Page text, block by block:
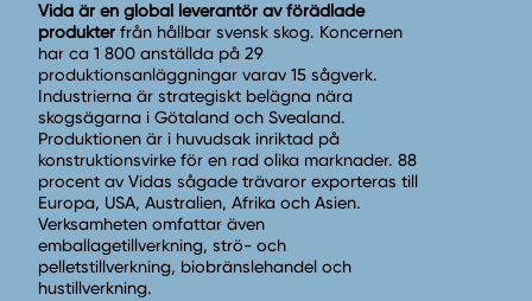
Vida är en global leverantör av förädlade
produkter från hållbar svensk skog. Koncernen
har ca 1 800 anställda på 29
produktionsanläggningar varav 15 sågverk.
Industrierna är strategiskt belägna nära
skogsägarna i Götaland och Svealand.
Produktionen är i huvudsak inriktad på
konstruktionsvirke för en rad olika marknader. 88
procent av Vidas sågade trävaror exporteras till
Europa, USA, Australien, Afrika och Asien.
Verksamheten omfattar även
emballagetillverkning, strö- och
pelletstillverkning, biobränslehandel och
hustillverkning.